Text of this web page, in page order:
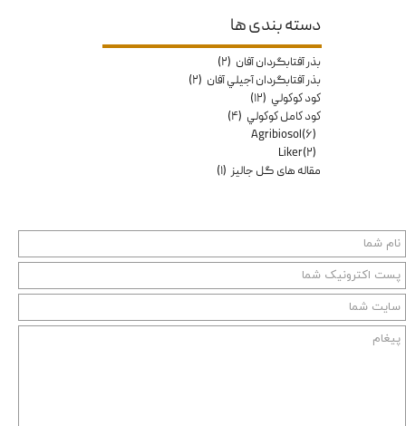
دسته بندی ها
بذر آفتابگردان آفان (۲)
بذر آفتابگردان آجيلي آفان (۲)
كود كوكولي (۱۲)
كود كامل كوكولي (۴)
Agribiosol(۶)
Liker(۲)
مقاله هاى گل جاليز (۱)